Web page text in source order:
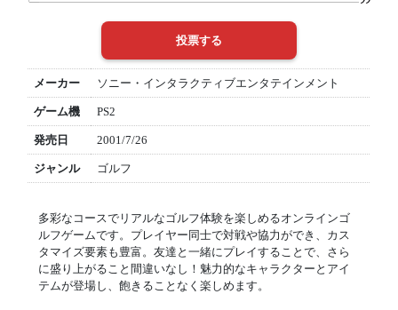
メーカー ソニー・インタラクティブエンタテインメント
ゲーム機 PS2
発売日 2001/7/26
ジャンル ゴルフ
多彩なコースでリアルなゴルフ体験を楽しめるオンラインゴ
ルフゲームです。プレイヤー同士で対戦や協力ができ、カス
タマイズ要素も豊富。友達と一緒にプレイすることで、さら
に盛り上がること間違いなし！魅力的なキャラクターとアイ
テムが登場し、飽きることなく楽しめます。